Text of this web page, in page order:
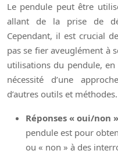
Le pendule peut être
allant de la prise de
Cependant, il est crucial
pas se fier aveuglément à
utilisations du pendule,
nécessité d’une
d’autres outils et méthodes.
Réponses « oui/non
pendule est pour
ou « non » à des